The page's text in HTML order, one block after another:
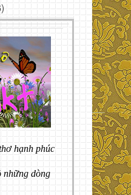
hạnh phúc
những dòng